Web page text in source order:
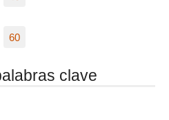
60
clave